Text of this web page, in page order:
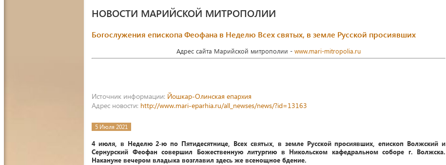
НОВОСТИ МАРИЙСКОЙ МИТРОПОЛИИ
Богослужения епископа Феофана в Неделю Всех святых, в земле Русской просиявших
Адрес сайта Марийской митрополии - www.mari-mitropolia.ru
Источник информации: Йошкар-Олинская епархия
Адрес новости: http://www.mari-eparhia.ru/all_newses/news/?id=13163
5 Июля 2021
4 июля, в Неделю 2-ю по Пятидесятнице, Всех святых, в земле Русской просиявших, епископ Волжский и
Сернурский Феофан совершил Божественную литургию в Никольском кафедральном соборе г. Волжска.
Накануне вечером владыка возглавил здесь же всенощное бдение.